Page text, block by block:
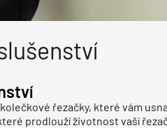
řezačky, které vám
prodlouží životnost vaší